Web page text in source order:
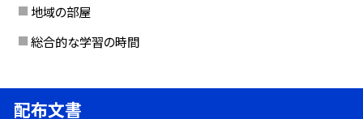
地域の部屋
総合的な学習の時間
配布文書